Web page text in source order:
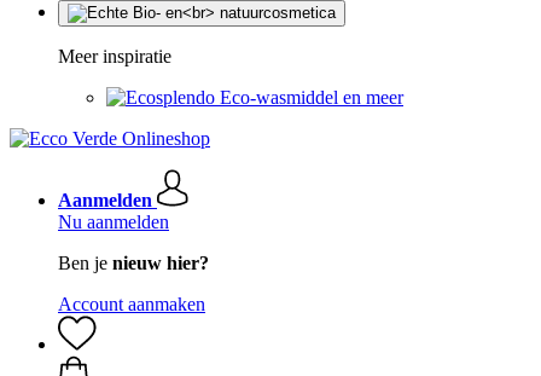
Meer inspiratie
Eco-wasmiddel en meer
Aanmelden
Nu aanmelden
Ben je nieuw hier?
Account aanmaken